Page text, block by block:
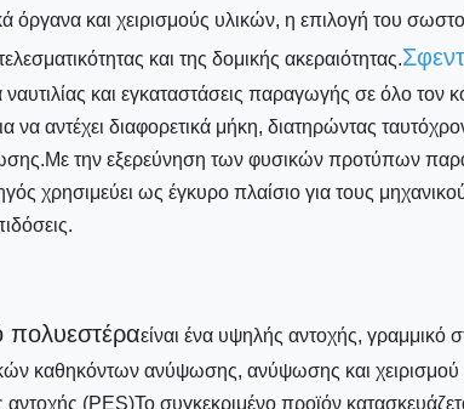
όργανα και χειρισμούς υλικών, η επιλογή του
και της δομικής ακεραιότητας.
ναυτιλίας και εγκαταστάσεις παραγωγής σε όλο
να αντέχει διαφορετικά μήκη, διατηρώντας
την εξερεύνηση των φυσικών προτύπων
χρησιμεύει ως έγκυρο πλαίσιο για τους
πολυεστέραείναι ένα υψηλής αντοχής, γραμμικό
καθηκόντων ανύψωσης, ανύψωσης και
(PES)Το συγκεκριμένο προϊόν